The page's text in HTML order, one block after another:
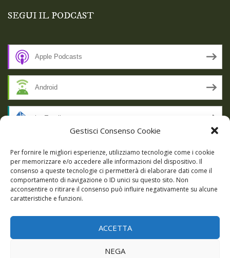
Gestisci Consenso Cookie
Per fornire le migliori esperienze, utilizziamo tecnologie come i cookie
per memorizzare e/o accedere alle informazioni del dispositivo. Il
consenso a queste tecnologie ci permetterà di elaborare dati come il
comportamento di navigazione o ID unici su questo sito. Non
acconsentire o ritirare il consenso può influire negativamente su alcune
caratteristiche e funzioni.
ACCETTA
NEGA
SEGUI IL PODCAST
Apple Podcasts
Android
by Email
RSS
SSL SECURE
|Theme: